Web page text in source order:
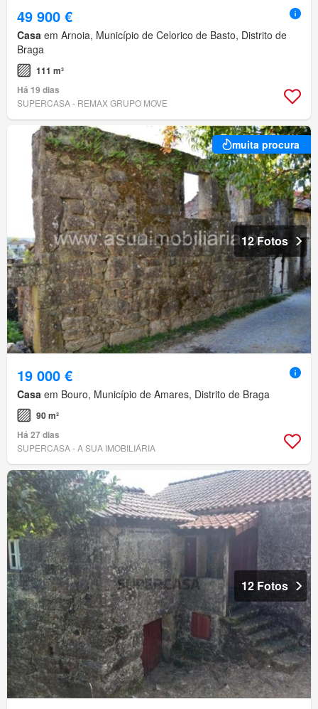
49 900 €
Casa em Arnoia, Município de Celorico de Basto, Distrito de
Braga
111 m²
Há 19 dias
SUPERCASA - REMAX GRUPO MOVE
muita procura
12 Fotos
19 000 €
Casa em Bouro, Município de Amares, Distrito de Braga
90 m²
Há 27 dias
SUPERCASA - A SUA IMOBILIÁRIA
12 Fotos